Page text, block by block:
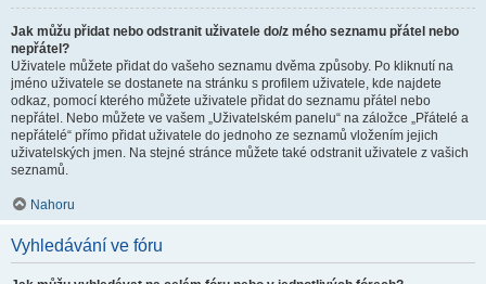
Jak můžu přidat nebo odstranit uživatele do/z mého seznamu přátel nebo
nepřátel?
Uživatele můžete přidat do vašeho seznamu dvěma způsoby. Po kliknutí na
jméno uživatele se dostanete na stránku s profilem uživatele, kde najdete
odkaz, pomocí kterého můžete uživatele přidat do seznamu přátel nebo
nepřátel. Nebo můžete ve vašem „Uživatelském panelu“ na záložce „Přátelé a
nepřátelé“ přímo přidat uživatele do jednoho ze seznamů vložením jejich
uživatelských jmen. Na stejné stránce můžete také odstranit uživatele z vašich
seznamů.
Nahoru
Vyhledávání ve fóru